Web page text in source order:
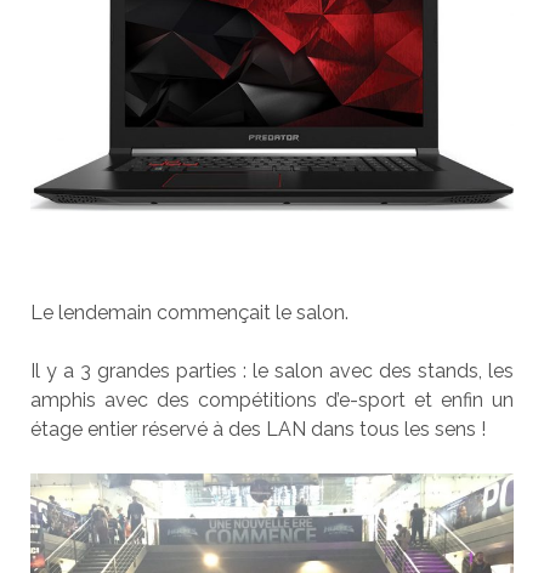
Le lendemain commençait le salon.
Il y a 3 grandes parties : le salon avec des stands, les
amphis avec des compétitions d’e-sport et enfin un
étage entier réservé à des LAN dans tous les sens !